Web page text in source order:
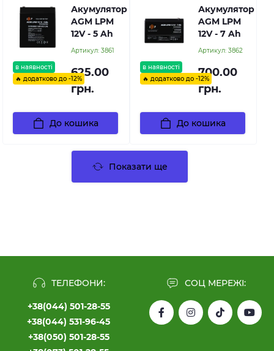
в наявності
🔥 додатково до -12%
Акумулятор
AGM LPM
12V - 5 Ah
Артикул: 3861
625.00
грн.
До кошика
в наявності
🔥 додатково до -12%
Акумулятор
AGM LPM
12V - 7 Ah
Артикул: 3862
700.00
грн.
До кошика
Показати ще
ТЕЛЕФОНИ:
+38(044) 501-28-55
+38(044) 531-96-45
+38(050) 501-28-55
СОЦ МЕРЕЖІ: